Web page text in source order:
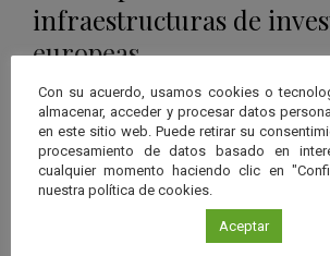
infraestructuras de
europeas
Leer más
Con su acuerdo, usamos cookies o
almacenar, acceder y procesar datos
en este sitio web. Puede retirar su
procesamiento de datos basado en
cualquier momento haciendo clic en
nuestra política de cookies.
Aceptar